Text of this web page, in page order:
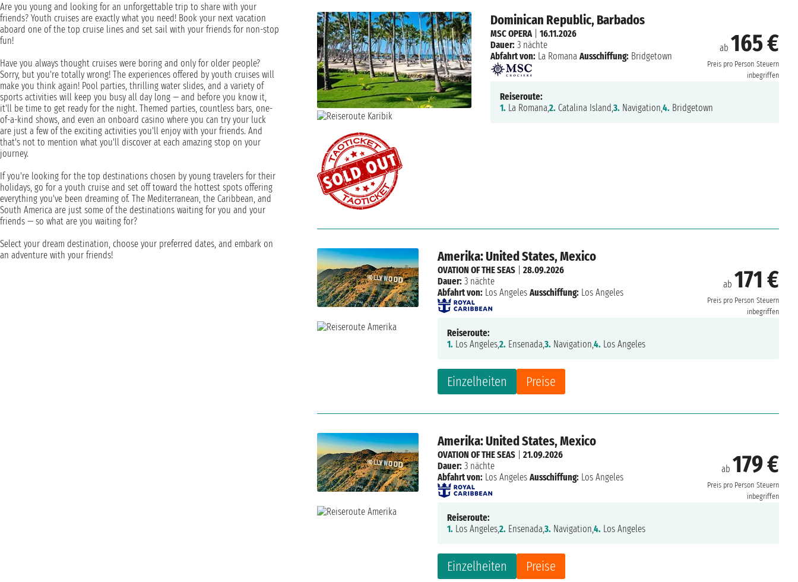
Dominican Republic, Barbados
ab 165 €
Preis pro Person Steuern
inbegriffen
MSC OPERA| 16.11.2026
Dauer: 3 nächte
Abfahrt von: La Romana Ausschiffung: Bridgetown
Reiseroute:
1. La Romana,2. Catalina Island,3. Navigation,4. Bridgetown
Amerika: United States, Mexico
ab 171 €
Preis pro Person Steuern
inbegriffen
Einzelheiten Preise
OVATION OF THE SEAS| 28.09.2026
Dauer: 3 nächte
Abfahrt von: Los Angeles Ausschiffung: Los Angeles
Reiseroute:
1. Los Angeles,2. Ensenada,3. Navigation,4. Los Angeles
Amerika: United States, Mexico
ab 179 €
Preis pro Person Steuern
inbegriffen
Einzelheiten Preise
OVATION OF THE SEAS| 21.09.2026
Dauer: 3 nächte
Abfahrt von: Los Angeles Ausschiffung: Los Angeles
Reiseroute:
1. Los Angeles,2. Ensenada,3. Navigation,4. Los Angeles
Are you young and looking for an unforgettable trip to share with your
friends? Youth cruises are exactly what you need! Book your next vacation
aboard one of the top cruise lines and set sail with your friends for non-stop
fun!
Have you always thought cruises were boring and only for older people?
Sorry, but you're totally wrong! The experiences offered by youth cruises will
make you think again! Pool parties, thrilling water slides, and a variety of
sports activities will keep you busy all day long — and before you know it,
it'll be time to get ready for the night. Themed parties, countless bars, one-
of-a-kind shows, and even an onboard casino where you can try your luck
are just a few of the exciting activities you'll enjoy with your friends. And
that's not to mention what you'll discover at each amazing stop on your
journey.
If you're looking for the top destinations chosen by young travelers for their
holidays, go for a youth cruise and set off toward the hottest spots offering
everything you've been dreaming of. The Mediterranean, the Caribbean, and
South America are just some of the destinations waiting for you and your
friends — so what are you waiting for?
Select your dream destination, choose your preferred dates, and embark on
an adventure with your friends!